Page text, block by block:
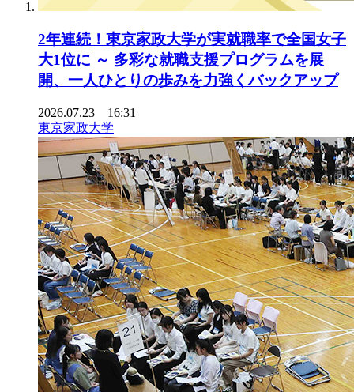
2年連続！東京家政大学が実就職率で全国女子
大1位に ～ 多彩な就職支援プログラムを展
開、一人ひとりの歩みを力強くバックアップ
2026.07.23 16:31
東京家政大学